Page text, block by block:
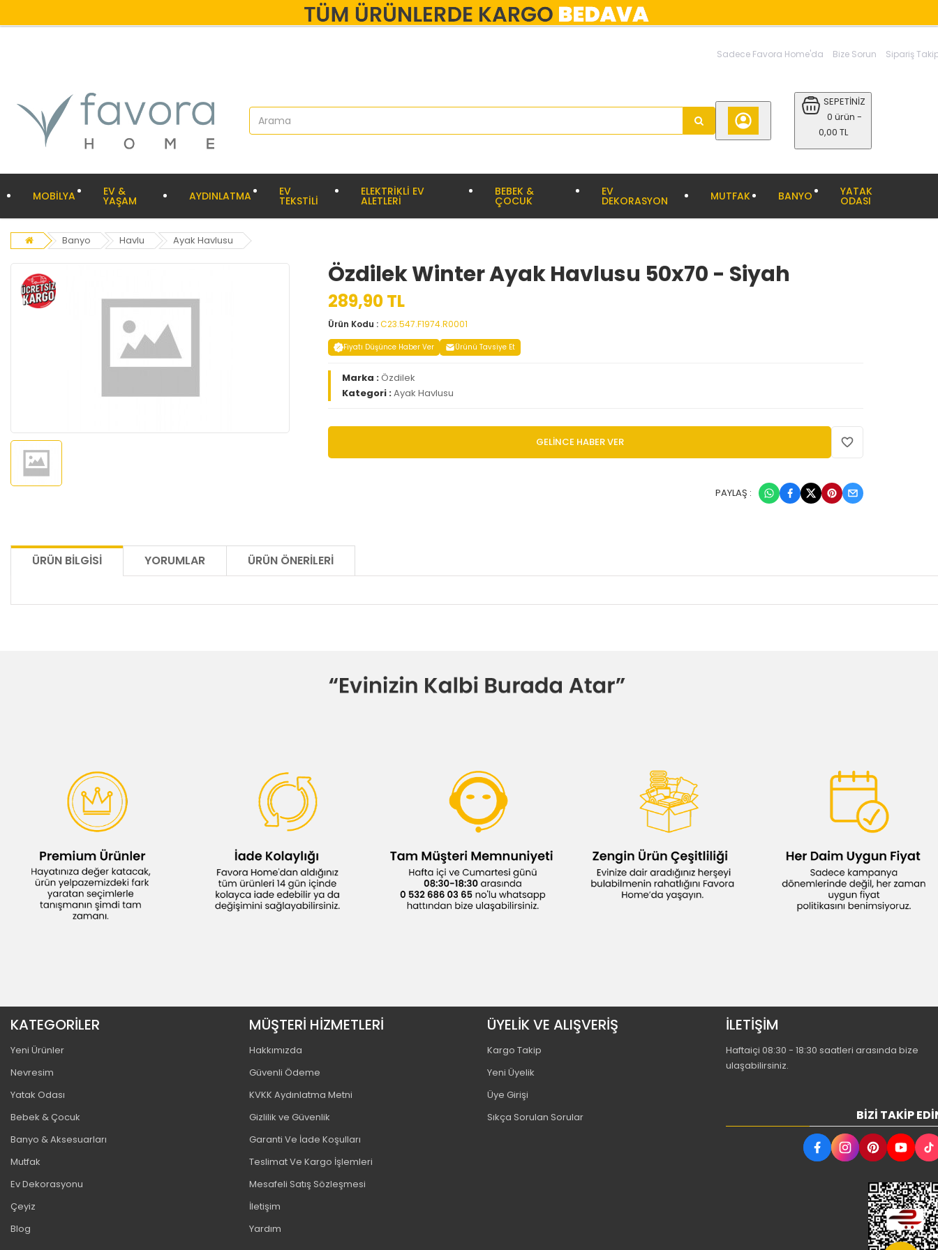
Sadece Favora Home'da Bize Sorun Sipariş
SEPETİNİZ
0 ürün -
0,00 TL
MOBİLYA EV &
YAŞAM AYDINLATMA EV
TEKSTİLİ
ELEKTRİKLİ EV
ALETLERİ
BEBEK &
ÇOCUK
EV
DEKORASYON MUTFAK BANYO YATAK
ODASI
Banyo Havlu Ayak Havlusu
Özdilek Winter Ayak Havlusu 50x70 - Siyah
289,90 TL
Ürün Kodu :C23.547.F1974.R0001
Fiyatı Düşünce Haber Ver Ürünü Tavsiye Et
Marka :Özdilek
Kategori :Ayak Havlusu
GELİNCE HABER VER
PAYLAŞ :
ÜRÜN BILGISI YORUMLAR ÜRÜN ÖNERILERI
KATEGORİLER
Yeni Ürünler
Nevresim
Yatak Odası
Bebek & Çocuk
Banyo & Aksesuarları
Mutfak
Ev Dekorasyonu
Çeyiz
Blog
MÜŞTERİ HİZMETLERİ
Hakkımızda
Güvenli Ödeme
KVKK Aydınlatma Metni
Gizlilik ve Güvenlik
Garanti Ve İade Koşulları
Teslimat Ve Kargo İşlemleri
Mesafeli Satış Sözleşmesi
İletişim
Yardım
ÜYELİK VE ALIŞVERİŞ
Kargo Takip
Yeni Üyelik
Üye Girişi
Sıkça Sorulan Sorular
İLETİŞİM
Haftaiçi 08:30 - 18:30 saatleri arasında bize
ulaşabilirsiniz.
BIZI TAKIP